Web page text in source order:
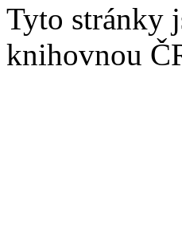
Tyto stránky
knihovnou